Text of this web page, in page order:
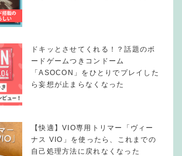
ドキッとさせてくれる！？話題のボ
ードゲームつきコンドーム
「ASOCON」をひとりでプレイした
ら妄想が止まらなくなった
【快適】VIO専用トリマー「ヴィー
ナス VIO」を使ったら、これまでの
自己処理方法に戻れなくなった